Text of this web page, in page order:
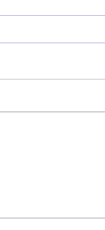
contra